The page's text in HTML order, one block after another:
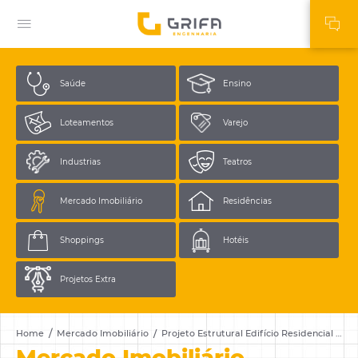
Home Mercado Imobiliário Projeto Estrutural Edifício Residencial Vintage
Saúde Ensino
Loteamentos Varejo
Industrias Teatros
Mercado Imobiliário Residências
Shoppings Hotéis
Projetos Extra